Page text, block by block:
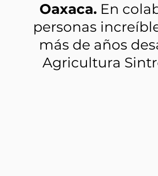
Oaxaca. En
personas
más de años
Agricultura